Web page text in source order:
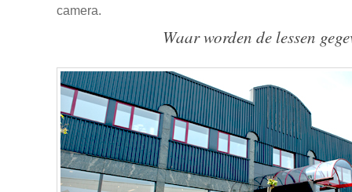
camera.
Waar worden de lessen